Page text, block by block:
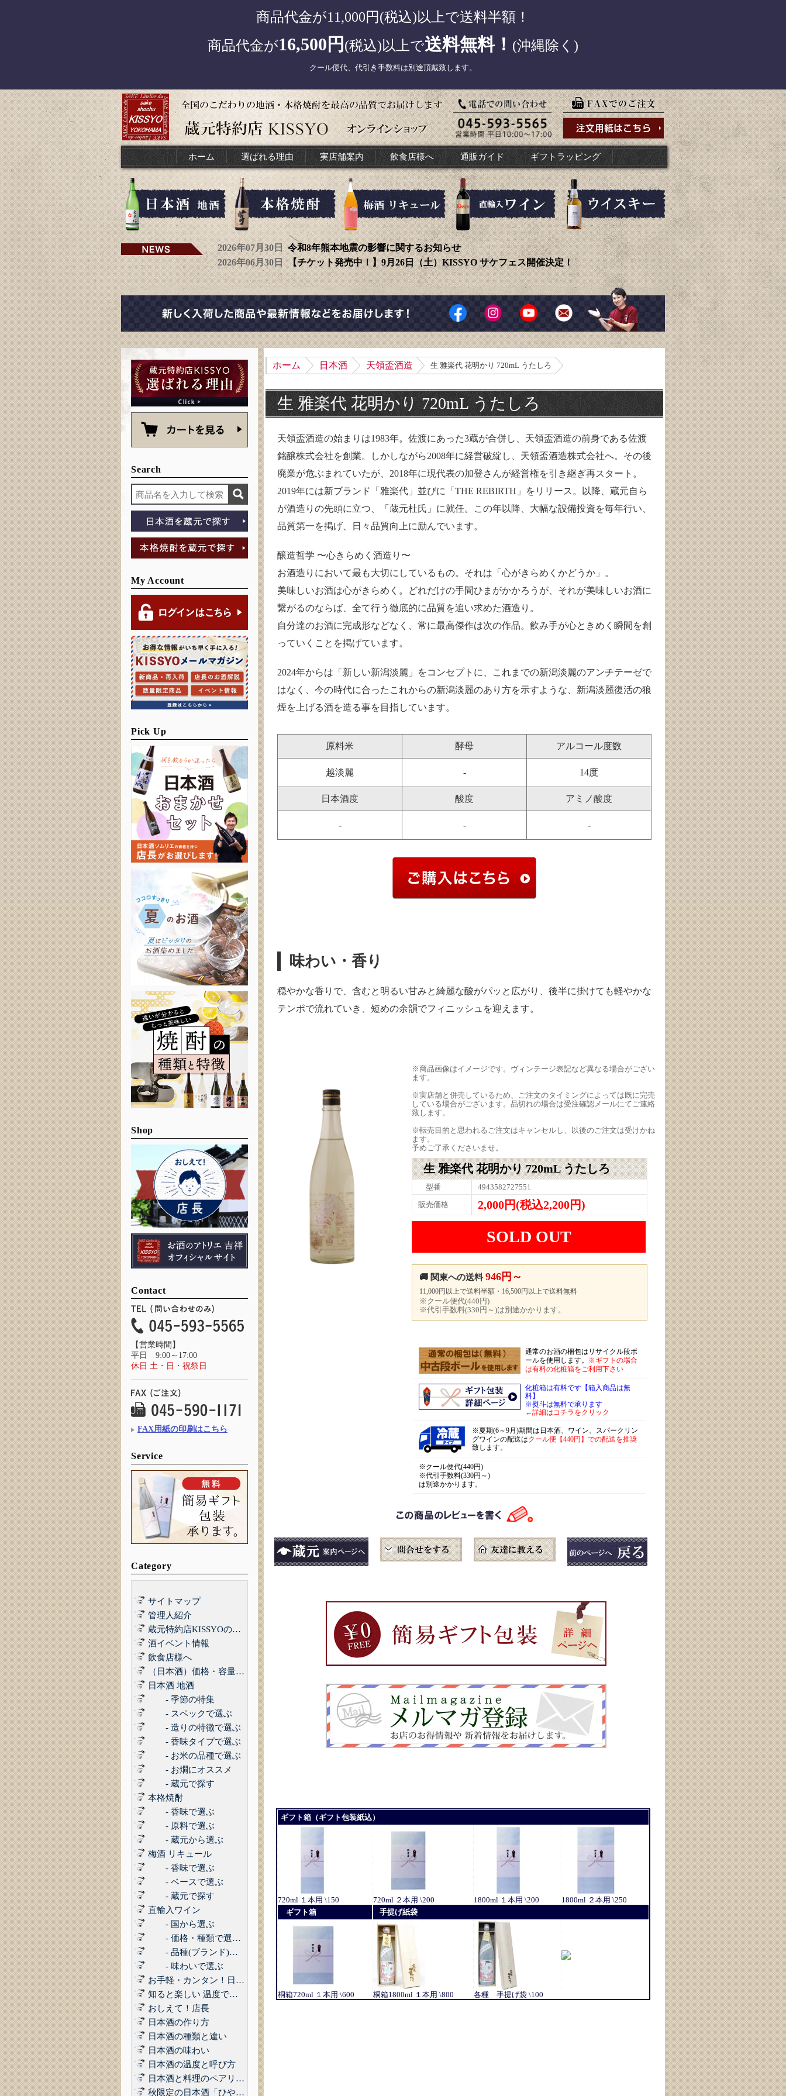
商品代金が11,000円(税込)以上で送料半額！
商品代金が16,500円 (税込)以上で送料無料！ (沖縄除く)
クール便代、代引き手数料は別途頂戴致します。
ホーム 選ばれる理由 実店舗案内 飲食店様へ 通販ガイド ギフトラッピング
2026年07月30日令和8年熊本地震の影響に関するお知らせ
2026年06月30日【チケット発売中！】9月26日（土）KISSYO サケフェス開催決定！
Search
My Account
Pick Up
Shop
Contact
【営業時間】
平日 9:00～17:00
休日 土・日・祝祭日
FAX用紙の印刷はこちら
Service
Category
サイトマップ
管理人紹介
蔵元特約店KISSYOの品質管理について｜最高の品質でお届けするために
酒イベント情報
飲食店様へ
（日本酒）価格・容量で選ぶ
日本酒 地酒
- 季節の特集
- スペックで選ぶ
- 造りの特徴で選ぶ
- 香味タイプで選ぶ
- お米の品種で選ぶ
- お燗にオススメ
- 蔵元で探す
本格焼酎
- 香味で選ぶ
- 原料で選ぶ
- 蔵元から選ぶ
梅酒 リキュール
- 香味で選ぶ
- ベースで選ぶ
- 蔵元で探す
直輸入ワイン
- 国から選ぶ
- 価格・種類で選ぶ(赤,白,ロゼ,スパークリング)
- 品種(ブランド)で選ぶ
- 味わいで選ぶ
お手軽・カンタン！日本酒に合うコンビニおつまみ3選 Vol.1
知ると楽しい 温度で楽しむ日本酒
おしえて！店長
日本酒の作り方
日本酒の種類と違い
日本酒の味わい
日本酒の温度と呼び方
日本酒と料理のペアリング
秋限定の日本酒「ひやおろし」
ホーム 日本酒 天領盃酒造 生 雅楽代 花明かり 720mL うたしろ
生 雅楽代 花明かり 720mL うたしろ
天領盃酒造の始まりは1983年。佐渡にあった3蔵が合併し、天領盃酒造の前身である佐渡
銘醸株式会社を創業。しかしながら2008年に経営破綻し、天領盃酒造株式会社へ。その後
廃業が危ぶまれていたが、2018年に現代表の加登さんが経営権を引き継ぎ再スタート。
2019年には新ブランド「雅楽代」並びに「THE REBIRTH」をリリース。以降、蔵元自ら
が酒造りの先頭に立つ、「蔵元杜氏」に就任。この年以降、大幅な設備投資を毎年行い、
品質第一を掲げ、日々品質向上に励んでいます。
醸造哲学 〜心きらめく酒造り〜
お酒造りにおいて最も大切にしているもの。それは「心がきらめくかどうか」。
美味しいお酒は心がきらめく。どれだけの手間ひまがかかろうが、それが美味しいお酒に
繋がるのならば、全て行う徹底的に品質を追い求めた酒造り。
自分達のお酒に完成形などなく、常に最高傑作は次の作品。飲み手が心ときめく瞬間を創
っていくことを掲げています。
2024年からは「新しい新潟淡麗」をコンセプトに、これまでの新潟淡麗のアンチテーゼで
はなく、今の時代に合ったこれからの新潟淡麗のあり方を示すような、新潟淡麗復活の狼
煙を上げる酒を造る事を目指しています。
原料米 酵母 アルコール度数
越淡麗 - 14度
日本酒度 酸度 アミノ酸度
- - -
味わい・香り
穏やかな香りで、含むと明るい甘みと綺麗な酸がパッと広がり、後半に掛けても軽やかな
テンポで流れていき、短めの余韻でフィニッシュを迎えます。
※商品画像はイメージです。ヴィンテージ表記など異なる場合がござい
ます。
※実店舗と併売しているため、ご注文のタイミングによっては既に完売
している場合がございます。品切れの場合は受注確認メールにてご連絡
致します。
※転売目的と思われるご注文はキャンセルし、以後のご注文は受けかね
ます。
予めご了承くださいませ。
生 雅楽代 花明かり 720mL うたしろ
型番
4943582727551
販売価格
2,000円(税込2,200円)
SOLD OUT
🚚 関東への送料 946円～
11,000円以上で送料半額・16,500円以上で送料無料
※クール便代(440円)
※代引手数料(330円～)は別途かかります。
通常のお酒の梱包はリサイクル段ボ
ールを使用します。 ※ギフトの場合
は有料の化粧箱をご利用下さい
化粧箱は有料です【箱入商品は無
料】
※熨斗は無料で承ります
←詳細はコチラをクリック
※夏期(6～9月)期間は日本酒、ワイン、スパークリン
グワインの配送はクール便【440円】での配送を推奨
致します。
※クール便代(440円)
※代引手数料(330円～)
は別途かかります。
ギフト箱（ギフト包装紙込）
720ml １本用 \150 720ml ２本用 \200 1800ml １本用 \200
1800ml ２本用 \250
ギフト箱
手提げ紙袋
桐箱720ml １本用 \600 桐箱1800ml １本用 \800 各種 手提げ袋 \100